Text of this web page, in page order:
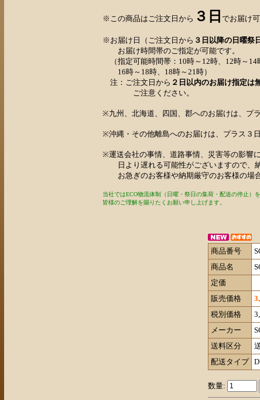
※この商品はご注文日から ３日 でお届け可
※お届け日（ご注文日から ３日以降の日曜祭
お届け時間帯のご指定が可能です。
（指定可能時間帯：10時～12時、12時～14
16時～18時、18時～21時）
注：ご注文日から ２日以内のお届け指定は
ご注意ください。
※九州、北海道、四国、郡へのお届けは、プ
※沖縄・その他離島へのお届けは、プラス３
※運送会社の事情、道路事情、災害等の影響
日より遅れる可能性がございますので、納
お急ぎのお客様や納期厳守のお客様の場合
当社ではECO物流体制（日曜・祭日の集荷・配送の停止）
皆様のご理解を賜りたくお願い申し上げます。
商品番号
商品名
定価
販売価格
税別価格
メーカー
送料区分
配送タイプ
数量: